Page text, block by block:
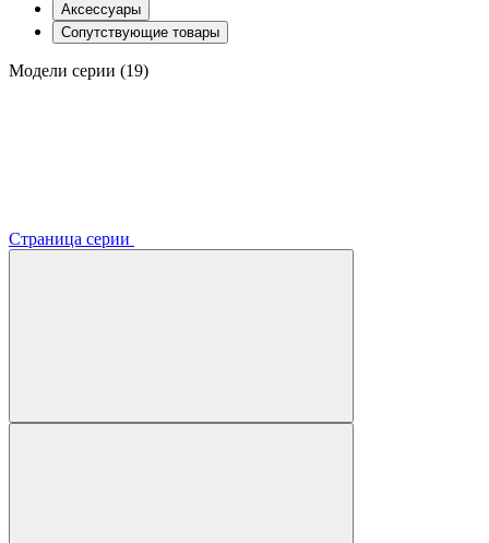
Аксессуары
Сопутствующие товары
Модели серии (19)
Страница серии